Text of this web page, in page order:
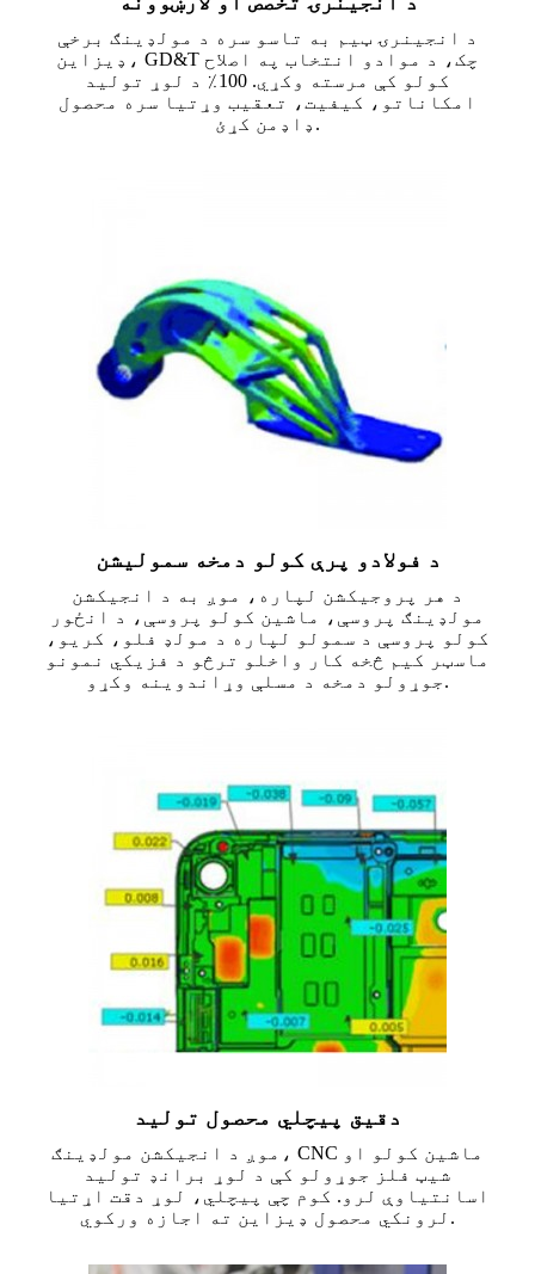
د انجینرۍ ټیم به تاسو سره د مولډینګ برخې
ډیزاین، GD&T چک، د موادو انتخاب په اصلاح
کولو کې مرسته وکړي. 100٪ د لوړ تولید
امکاناتو، کیفیت، تعقیب وړتیا سره محصول
ډاډمن کړئ.
د فولادو پرې کولو دمخه سمولیشن
د هر پروجیکشن لپاره، موږ به د انجیکشن
مولډینګ پروسې، ماشین کولو پروسې، د انځور
کولو پروسې د سمولو لپاره د مولډ فلو، کریو،
ماسټر کیم څخه کار واخلو ترڅو د فزیکي نمونو
جوړولو دمخه د مسلې وړاندوینه وکړو.
دقیق پیچلي محصول تولید
موږ د انجیکشن مولډینګ، CNC ماشین کولو او
شیټ فلز جوړولو کې د لوړ برانډ تولید
اسانتیاوې لرو. کوم چې پیچلي، لوړ دقت اړتیا
لرونکي محصول ډیزاین ته اجازه ورکوي.